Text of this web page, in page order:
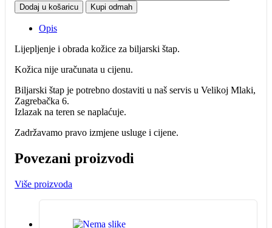
Dodaj u košaricu Kupi odmah
Opis
Lijepljenje i obrada kožice za biljarski štap.
Kožica nije uračunata u cijenu.
Biljarski štap je potrebno dostaviti u naš servis u Velikoj Mlaki,
Zagrebačka 6.
Izlazak na teren se naplaćuje.
Zadržavamo pravo izmjene usluge i cijene.
Povezani proizvodi
Više proizvoda